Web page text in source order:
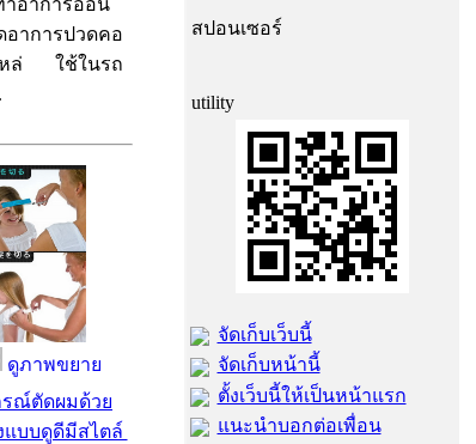
าอาการอ่อน
อาการปวดคอ
หล่ ใช้ในรถ
ดูภาพขยาย
ณ์ตัดผมด้วย
แบบดูดีมีสไตล์
สปอนเซอร์
utility
จัดเก็บเว็บนี้
จัดเก็บหน้านี้
ตั้งเว็บนี้ให้เป็นหน้าแรก
แนะนำบอกต่อเพื่อน